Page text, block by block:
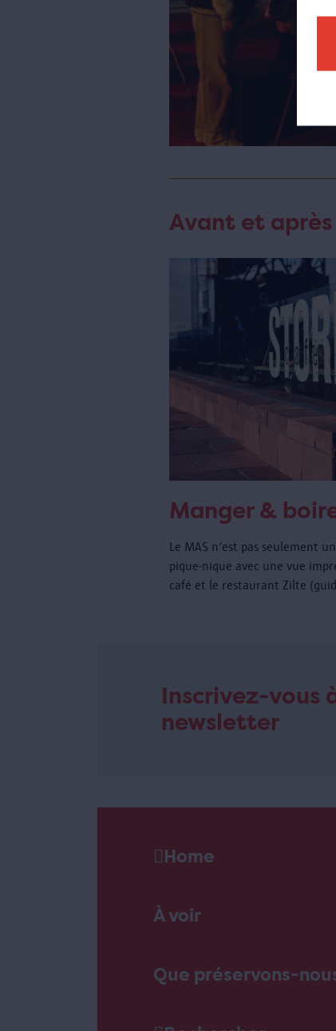
Avant et
Manger &
Le MAS n’est pas seulement
pique-nique avec une vue
café et le restaurant Zilte
Inscrivez-vous
newsletter
Home
À voir
Que préservons-